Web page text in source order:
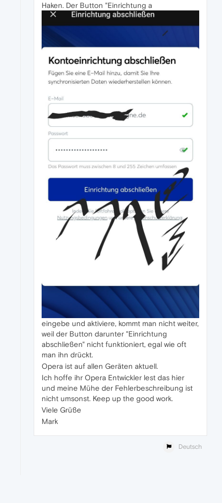
Haken. Der Button "Einrichtung a
eingebe und aktiviere, kommt man nicht weiter,
weil der Button darunter "Einrichtung
abschließen" nicht funktioniert, egal wie oft
man ihn drückt.
Opera ist auf allen Geräten aktuell.
Ich hoffe ihr Opera Entwickler lest das hier
und meine Mühe der Fehlerbeschreibung ist
nicht umsonst. Keep up the good work.
Viele Grüße
Mark
Deutsch